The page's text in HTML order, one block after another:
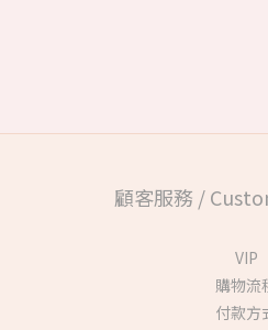
顧客服務 /
VIP
購物流
付款方